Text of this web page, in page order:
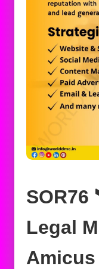
Legal
Amicus